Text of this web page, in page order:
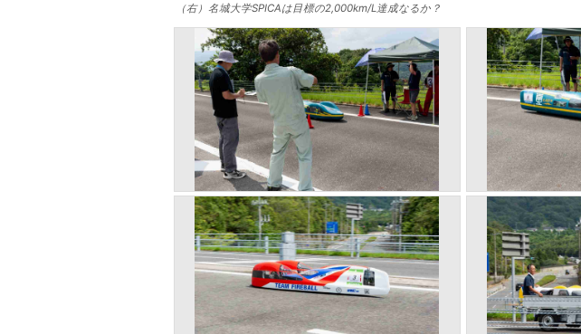
（右）名城大学SPICAは目標の2,000km/L達成なるか？